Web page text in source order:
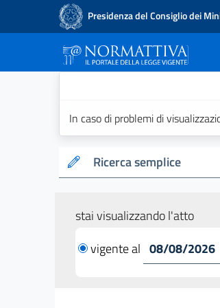
Presidenza del Consiglio dei
In caso di problemi di
Ricerca semplice
stai visualizzando l'atto
vigente al